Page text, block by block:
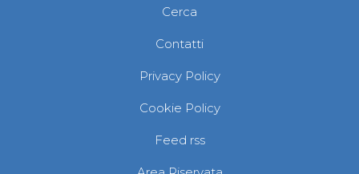
Cerca
Contatti
Privacy Policy
Cookie Policy
Feed rss